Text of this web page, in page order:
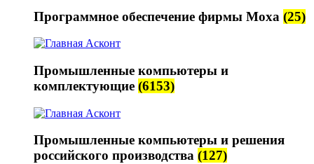
Программное обеспечение фирмы Moxa (25)
Промышленные компьютеры и
комплектующие (6153)
Промышленные компьютеры и решения
российского производства (127)